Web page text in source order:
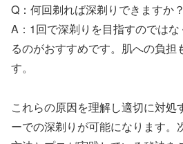
Q：何回剃れば深剃りできますか？
A：1回で深剃りを目指すのでは
るのがおすすめです。肌への負担
す。
これらの原因を理解し適切に対処
ーでの深剃りが可能になります。